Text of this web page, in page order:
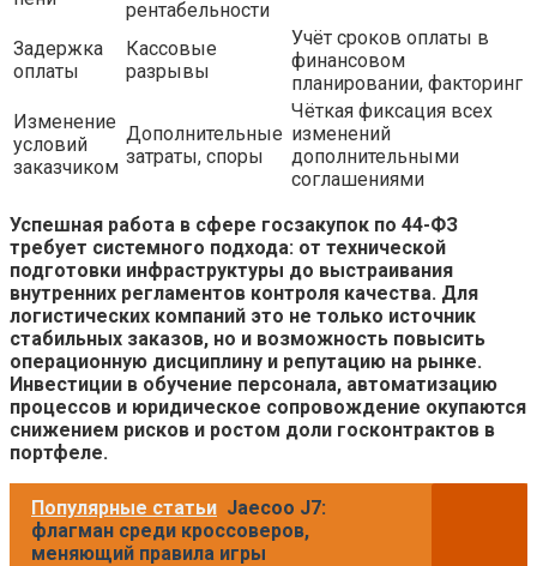
рентабельности
Задержка
оплаты
Кассовые
разрывы
Учёт сроков оплаты в
финансовом
планировании, факторинг
Изменение
условий
заказчиком
Дополнительные
затраты, споры
Чёткая фиксация всех
изменений
дополнительными
соглашениями
Успешная работа в сфере госзакупок по 44-ФЗ
требует системного подхода: от технической
подготовки инфраструктуры до выстраивания
внутренних регламентов контроля качества. Для
логистических компаний это не только источник
стабильных заказов, но и возможность повысить
операционную дисциплину и репутацию на рынке.
Инвестиции в обучение персонала, автоматизацию
процессов и юридическое сопровождение окупаются
снижением рисков и ростом доли госконтрактов в
портфеле.
Популярные статьи Jaecoo J7:
флагман среди кроссоверов,
меняющий правила игры